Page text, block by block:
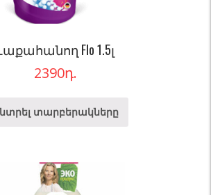
Flo 1.5լ
2390դ.
տարբերակները